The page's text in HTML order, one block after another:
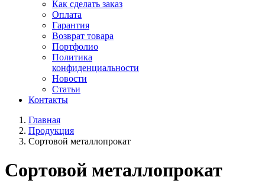
Как сделать заказ
Оплата
Гарантия
Возврат товара
Портфолио
Политика
конфиденциальности
Новости
Статьи
Контакты
Главная
Продукция
Сортовой металлопрокат
Сортовой металлопрокат